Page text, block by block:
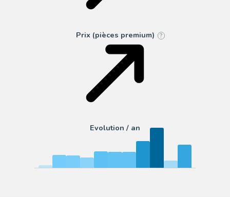
Prix (pièces premium) ?
Evolution / an